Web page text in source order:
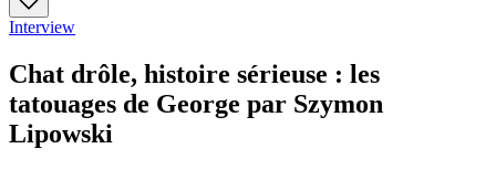
Interview
Chat drôle, histoire sérieuse : les
tatouages de George par Szymon
Lipowski